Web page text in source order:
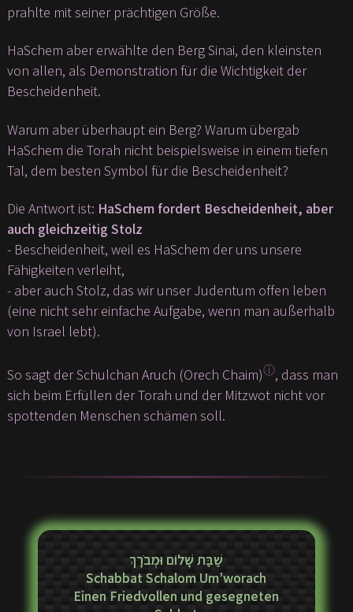
prahlte mit seiner prächtigen Größe.
HaSchem aber erwählte den Berg Sinai, den kleinsten
von allen, als Demonstration für die Wichtigkeit der
Bescheidenheit.
Warum aber überhaupt ein Berg? Warum übergab
HaSchem die Torah nicht beispielsweise in einem tiefen
Tal, dem besten Symbol für die Bescheidenheit?
Die Antwort ist: HaSchem fordert Bescheidenheit, aber
auch gleichzeitig Stolz
- Bescheidenheit, weil es HaSchem der uns unsere
Fähigkeiten verleiht,
- aber auch Stolz, das wir unser Judentum offen leben
(eine nicht sehr einfache Aufgabe, wenn man außerhalb
von Israel lebt).
So sagt der Schulchan Aruch (Orech Chaim)ⓘ, dass man
sich beim Erfüllen der Torah und der Mitzwot nicht vor
spottenden Menschen schämen soll.
שַׁבַּת שָׁלוֹם וּמְבֹרָךְ
Schabbat Schalom Um’worach
Einen Friedvollen und gesegneten